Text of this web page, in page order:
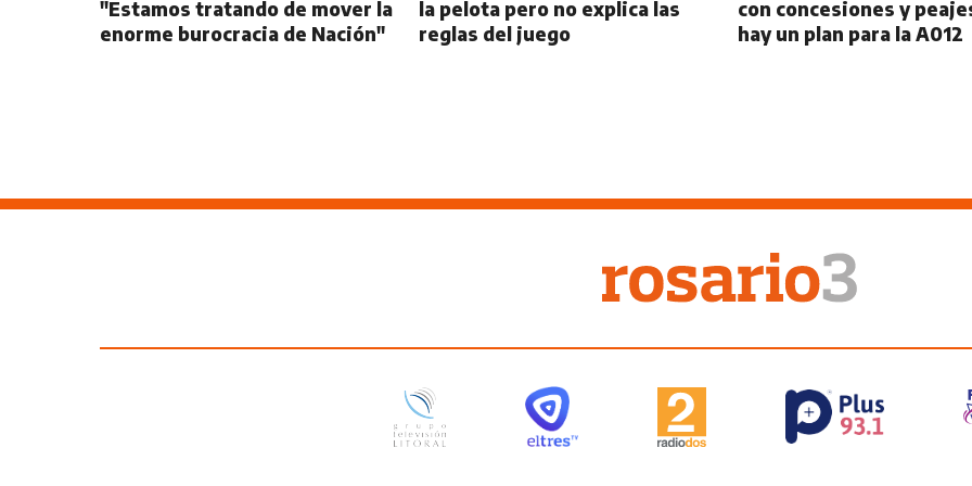
"Estamos tratando de mover la
enorme burocracia de Nación"
la pelota pero no explica las
reglas del juego
con concesiones y
hay un plan para la A012